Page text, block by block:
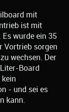
mit
ist mit
wurde ein 35
Vortrieb sorgen
wechsen. Der
Board
- und sei es
kann.